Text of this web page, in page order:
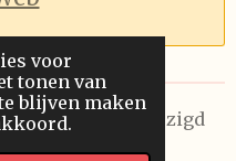
voor
tonen van
blijven maken
Laatst gewijzigd